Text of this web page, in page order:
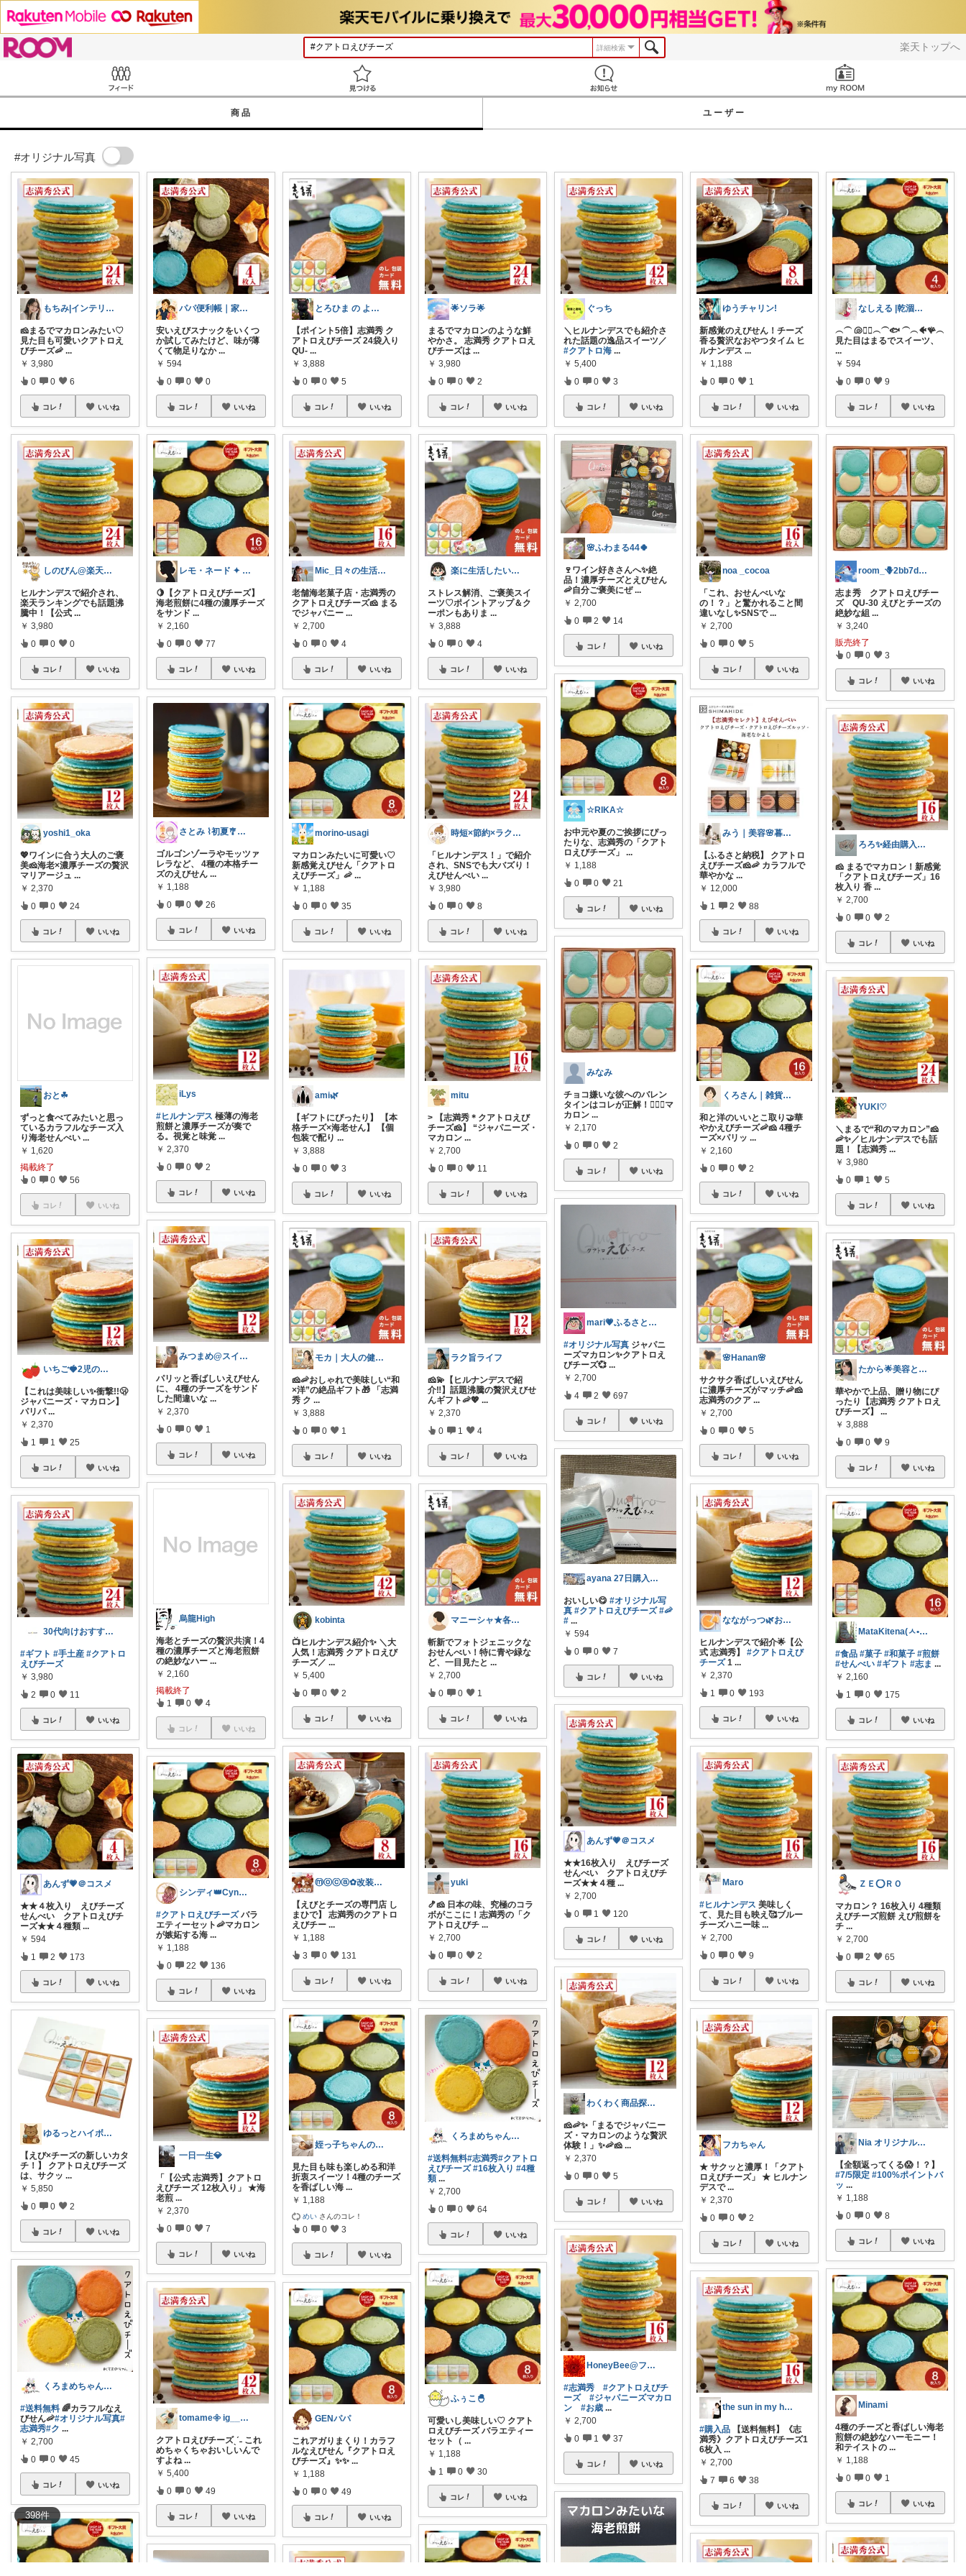
楽天トップへ
詳細検索
商品 ユーザー
#オリジナル写真
398件
もちみ|インテリア・美容・ごはんLove
🧀まるでマカロンみたい♡
見た目も可愛いクアトロえ
びチーズ🦐 ...
￥ 3,980
0 0 6
コレ いいね
しのびん@楽天Room
ヒルナンデスで紹介され、
楽天ランキングでも話題沸
騰中！【公式 ...
￥ 3,980
0 0 0
コレ いいね
yoshi1_oka
💖ワインに合う大人のご褒
美🧀海老×濃厚チーズの贅沢
マリアージュ ...
￥ 2,370
0 0 24
コレ いいね
おと☘︎
ずっと食べてみたいと思っ
ているカラフルなチーズ入
り海老せんべい ...
￥ 1,620
掲載終了
0 0 56
コレ いいね
いちご🍓2児のママ
【これは美味しい✨️衝撃!!🫢
ジャパニーズ・マカロン】
パリパ ...
￥ 2,370
1 1 25
コレ いいね
30代向けおすすめAyu.M🌟ROOM
#ギフト #手土産 #クアトロ
えびチーズ
￥ 3,980
2 0 11
コレ いいね
あんず💗＠コスメ
★★４枚入り えびチーズ
せんべい クアトロえびチ
ーズ★★４種類 ...
￥ 594
1 2 173
コレ いいね
ゆるっとハイボールのご褒美箱🎁
【えび×チーズの新しいカタ
チ！】 クアトロえびチーズ
は、サクッ ...
￥ 5,850
0 0 2
コレ いいね
くろまめちゃん💖ゆるゆる更新🌟
#送料無料 🌈カラフルなえ
びせん🦐#オリジナル写真#
志満秀#ク ...
￥ 2,700
0 0 45
コレ いいね
パパ便利帳｜家族のお買い物日記
安いえびスナックをいくつ
か試してみたけど、味が薄
くて物足りなか ...
￥ 594
0 0 0
コレ いいね
レモ・ネード ✦ セレクト 🍋
🍋【クアトロえびチーズ】
海老煎餅に4種の濃厚チーズ
をサンド ...
￥ 2,160
0 0 77
コレ いいね
さとみ ⌇初夏🎐のグルメ🍰グッズ💝
ゴルゴンゾーラやモッツァ
レラなど、 4種の本格チー
ズのえびせん ...
￥ 1,188
0 0 26
コレ いいね
iLys
#ヒルナンデス 極薄の海老
煎餅と濃厚チーズが奏で
る。視覚と味覚 ...
￥ 2,370
0 0 2
コレ いいね
みつまめ@スイーツと雑貨とたまにコスメ
パリッと香ばしいえびせん
に、 4種のチーズをサンド
した間違いな ...
￥ 2,370
0 0 1
コレ いいね
烏龍High
海老とチーズの贅沢共演！4
種の濃厚チーズと海老煎餅
の絶妙なハー ...
￥ 2,160
掲載終了
1 0 4
コレ いいね
シンディ👑Cyndi👑
#クアトロえびチーズバラ
エティーセット🦐マカロン
が嫉妬する海 ...
￥ 1,188
0 22 136
コレ いいね
一日一生💎
「【公式 志満秀】クアトロ
えびチーズ 12枚入り」 ★海
老煎 ...
￥ 2,370
0 0 7
コレ いいね
tomame𖧷 ig___tomame
クアトロえびチーズˎˊ˗ これ
めちゃくちゃおいしいんで
すよね ...
￥ 5,400
0 0 49
コレ いいね
とろひま の よろず屋～お得な商品たち～
【ポイント5倍】志満秀 ク
アトロえびチーズ 24袋入り
QU- ...
￥ 3,888
0 0 5
コレ いいね
Mic_日々の生活に彩りを
老舗海老菓子店・志満秀の
クアトロえびチーズ🧀 まる
でジャパニー ...
￥ 2,700
0 0 4
コレ いいね
morino-usagi
マカロンみたいに可愛い♡
新感覚えびせん「クアトロ
えびチーズ」🦐 ...
￥ 1,188
0 0 35
コレ いいね
ami🌿‬
【ギフトにぴったり】 【本
格チーズ×海老せん】 【個
包装で配り ...
￥ 3,888
0 0 3
コレ いいね
モカ｜大人の健康美容オタク
🧀🦐おしゃれで美味しい“和
×洋”の絶品ギフト🎁 「志満
秀 ク ...
￥ 3,888
0 0 1
コレ いいね
kobinta
📺ヒルナンデス紹介✨ ＼大
人気！志満秀 クアトロえび
チーズ／...
￥ 5,400
0 0 2
コレ いいね
ⓜⓞⓒⓐ✿改装中🪏
【えびとチーズの専門店 し
まひで】 志満秀のクアトロ
えびチー ...
￥ 1,188
3 0 131
コレ いいね
姪っ子ちゃんの召使
見た目も味も楽しめる和洋
折衷スイーツ！4種のチーズ
を香ばしい海 ...
￥ 1,188
めい さんのコレ！
0 0 3
コレ いいね
GENパパ
これアガりまくり！カラフ
ルなえびせん『クアトロえ
びチーズ』✨✨ ...
￥ 1,188
0 0 49
コレ いいね
🌟ソラ🌟
まるでマカロンのような鮮
やかさ。 志満秀 クアトロえ
びチーズは ...
￥ 3,980
0 0 2
コレ いいね
楽に生活したい♡1児のママ☆
ストレス解消、ご褒美スイ
ーツ♡ポイントアップ＆ク
ーポンもありま ...
￥ 3,888
0 0 4
コレ いいね
時短×節約×ラクする暮らし♪
「ヒルナンデス！」で紹介
され、SNSでも大バズり！
えびせんべい ...
￥ 3,980
0 0 8
コレ いいね
mitu
> 【志満秀＊クアトロえび
チーズ🧀】 “ジャパニーズ・
マカロン ...
￥ 2,700
0 0 11
コレ いいね
ラク旨ライフ
🧀💫【ヒルナンデスで紹
介‼】話題沸騰の贅沢えびせ
んギフト🦐💖...
￥ 2,370
0 1 4
コレ いいね
マニーシャ★各国料理をつくる主婦
斬新でフォトジェニックな
おせんべい！特に青や緑な
ど、一目見たと ...
￥ 2,700
0 0 1
コレ いいね
yuki
🍤🧀 日本の味、究極のコラ
ボがここに！志満秀の「ク
アトロえびチ ...
￥ 2,700
0 0 2
コレ いいね
くろまめちゃん💖ゆるゆる更新🌟
#送料無料#志満秀#クアトロ
えびチーズ #16枚入り #4種
類 ...
￥ 2,700
0 0 64
コレ いいね
ふぅこ🐣
可愛いし美味しい♡ クアト
ロえびチーズ バラエティー
セット（ ...
￥ 1,188
1 0 30
コレ いいね
ぐっち
＼ヒルナンデスでも紹介さ
れた話題の逸品スイーツ／
#クアトロ海 ...
￥ 5,400
0 0 3
コレ いいね
🌸ふわまる44🍀
🍷ワイン好きさんへ✨絶
品！濃厚チーズとえびせん
🦐自分ご褒美にぜ ...
￥ 2,700
0 2 14
コレ いいね
☆RIKA☆
お中元や夏のご挨拶にぴっ
たりな、志満秀の「クアト
ロえびチーズ」
...
￥ 1,188
0 0 21
コレ いいね
みなみ
チョコ嫌いな彼へのバレン
タインはコレが正解！🙆‍♀️✨マ
カロン ...
￥ 2,170
0 0 2
コレ いいね
mari💗ふるさと納税おすすめ💗感謝
#オリジナル写真 ジャパニ
ーズマカロン✨クアトロえ
びチーズ💞 ...
￥ 2,700
4 2 697
コレ いいね
ayana 27日購入Thanks!
おいしい😋#オリジナル写
真 #クアトロえびチーズ #🦐
# ...
￥ 594
0 0 7
コレ いいね
あんず💗＠コスメ
★★16枚入り えびチーズ
せんべい クアトロえびチ
ーズ★★４種 ...
￥ 2,700
0 1 120
コレ いいね
わくわく商品探検隊♪
🧀🦐✨「まるでジャパニー
ズ・マカロンのような贅沢
体験！」✨🦐🧀 ...
￥ 2,370
0 0 5
コレ いいね
HoneyBee@フォロバ／経由購入
#志満秀
#クアトロえびチ
ーズ
#ジャパニーズマカロ
ン
#お歳 ...
￥ 2,700
0 1 37
コレ いいね
ゆうチャリン!
新感覚のえびせん！チーズ
香る贅沢なおやつタイム ヒ
ルナンデス ...
￥ 1,188
0 0 1
コレ いいね
noa _cocoa
「これ、おせんべいな
の！？」と驚かれること間
違いなし✨SNSで ...
￥ 2,700
0 0 5
コレ いいね
みう｜美容🌸暮らし
【ふるさと納税】 クアトロ
えびチーズ🧀🦐 カラフルで
華やかな ...
￥ 12,000
1 2 88
コレ いいね
くろさん｜雑貨と甘い物好き
和と洋のいいとこ取り🤝華
やかえびチーズ🦐🧀 4種チ
ーズ×パリッ ...
￥ 2,160
0 0 2
コレ いいね
🌸Hanan🌸
サクサク香ばしいえびせん
に濃厚チーズがマッチ🦐🧀
志満秀のクア ...
￥ 2,700
0 0 5
コレ いいね
なながっつ🌿お得好き！コスパも大切💛
ヒルナンデスで紹介🌟【公
式 志満秀】#クアトロえび
チーズ1 ...
￥ 2,370
1 0 193
コレ いいね
Maro
#ヒルナンデス 美味しく
て、見た目も映え🥰ブルー
チーズハニー味 ...
￥ 2,700
0 0 9
コレ いいね
フカちゃん
★ サクッと濃厚！「クアト
ロえびチーズ」 ★ ヒルナン
デスで ...
￥ 2,370
0 0 2
コレ いいね
the sun in my heart
#購入品 【送料無料】《志
満秀》クアトロえびチーズ1
6枚入 ...
￥ 2,700
7 6 38
コレ いいね
なしえる |乾涸びたマーメイド
︵⏜ 🐚🧜‍♀️︵⏜🐟 ⏜︵🐠🪸︵
見た目はまるでスイーツ、
...
￥ 594
0 0 9
コレ いいね
room_🪻2bb7d8bc05
志ま秀 クアトロえびチー
ズ QU-30 えびとチーズの
絶妙な組 ...
￥ 3,240
販売終了
0 0 3
コレ いいね
ろろ✨経由購入感謝✨
🧀 まるでマカロン！新感覚
「クアトロえびチーズ」16
枚入り 香 ...
￥ 2,700
0 0 2
コレ いいね
YUKI♡
＼まるで“和のマカロン”🧀
🦐✨／ヒルナンデスでも話
題！【志満秀 ...
￥ 3,980
0 1 5
コレ いいね
たから🌟美容とときめき
華やかで上品、贈り物にぴ
ったり【志満秀 クアトロえ
びチーズ】...
￥ 3,888
0 0 9
コレ いいね
MataKitena(ㅅ•᎑•)♡感謝
#食品 #菓子 #和菓子 #煎餅
#せんべい #ギフト #志ま ...
￥ 2,160
1 0 175
コレ いいね
ＺＥ⭕ＲＯ
マカロン？ 16枚入り 4種類
えびチーズ煎餅 えび煎餅を
チ ...
￥ 2,700
0 2 65
コレ いいね
Nia オリジナル写真メイン掲載中❣️
【全額返ってくる😱！？】
#7/5限定 #100%ポイントバ
ッ ...
￥ 1,188
0 0 8
コレ いいね
Minami
4種のチーズと香ばしい海老
煎餅の絶妙なハーモニー！
和テイストの ...
￥ 1,188
0 0 1
コレ いいね